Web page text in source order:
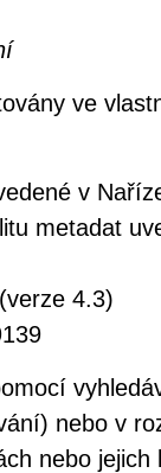
ve
v
metadat
4.3)
nebo v
nebo jejich